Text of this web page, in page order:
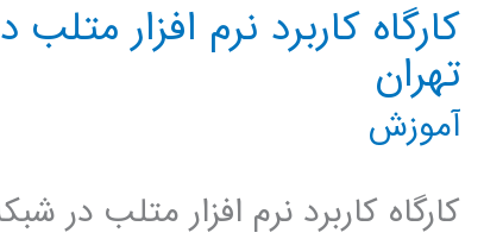
کارگاه کاربرد نرم افزار
تهران
آموزش
کارگاه کاربرد نرم افزار متلب